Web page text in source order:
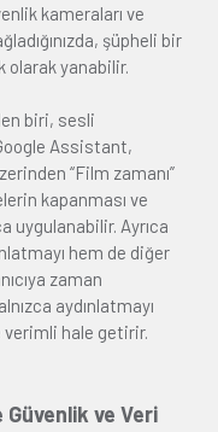
kameraları ve
şüpheli bir
olarak yanabilir.
biri, sesli
Assistant,
“Film zamanı”
kapanması ve
uygulanabilir. Ayrıca
hem de diğer
zaman
aydınlatmayı
verimli hale getirir.
ve Veri